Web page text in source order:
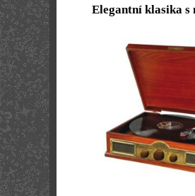
Elegantní klasika